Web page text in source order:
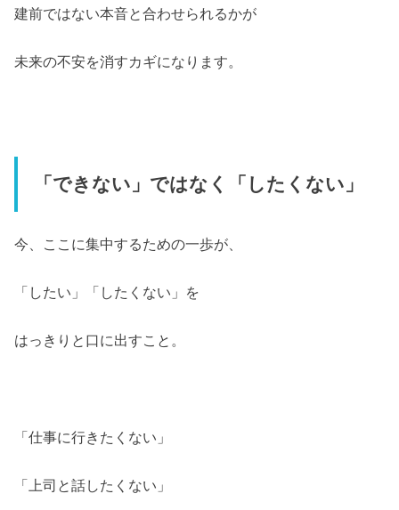
建前ではない本音と合わせられるかが
未来の不安を消すカギになります。
「できない」ではなく「したくない」
今、ここに集中するための一歩が、
「したい」「したくない」を
はっきりと口に出すこと。
「仕事に行きたくない」
「上司と話したくない」